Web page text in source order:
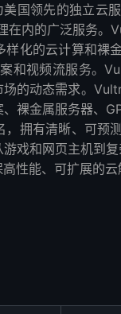
国领先的独立云
在内的广泛服务
化的云计算和裸
和视频流服务。
的动态需求。
裸金属服务器、
拥有清晰、可预
戏和网页主机到
性能、可扩展的云